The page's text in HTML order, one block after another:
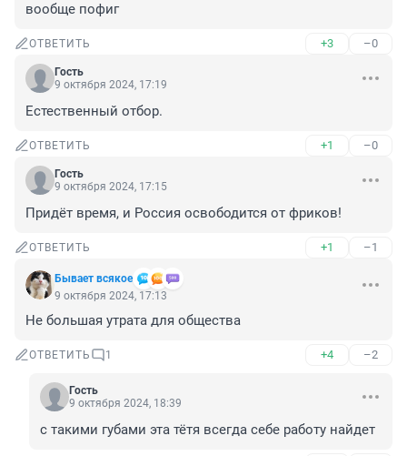
вообще пофиг
ОТВЕТИТЬ +3 –0
Гость
9 октября 2024, 17:19
Естественный отбор.
ОТВЕТИТЬ +1 –0
Гость
9 октября 2024, 17:15
Придёт время, и Россия освободится от фриков!
ОТВЕТИТЬ +1 –1
Бывает всякое
9 октября 2024, 17:13
Не большая утрата для общества
ОТВЕТИТЬ 1 +4 –2
Гость
9 октября 2024, 18:39
с такими губами эта тётя всегда себе работу найдет